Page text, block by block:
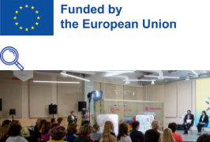
Mergi
principal